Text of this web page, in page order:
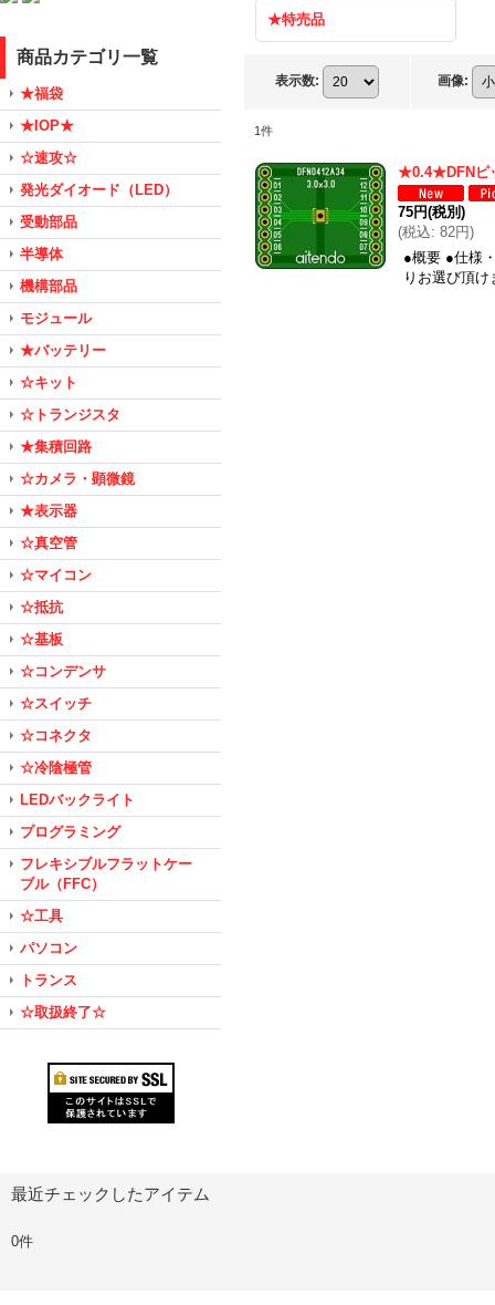
商品カテゴリ一覧
★福袋
★IOP★
☆速攻☆
発光ダイオード（LED）
受動部品
半導体
機構部品
モジュール
★バッテリー
☆キット
☆トランジスタ
★集積回路
☆カメラ・顕微鏡
★表示器
☆真空管
☆マイコン
☆抵抗
☆基板
☆コンデンサ
☆スイッチ
☆コネクタ
☆冷陰極管
LEDバックライト
プログラミング
フレキシブルフラットケー
ブル（FFC）
☆工具
パソコン
トランス
☆取扱終了☆
★特売品
表示数: 画像:
1件
★0.4★DFNピ
75円(税別)
(税込: 82円)
●概要 ●仕様
りお選び頂
最近チェックしたアイテム
0件